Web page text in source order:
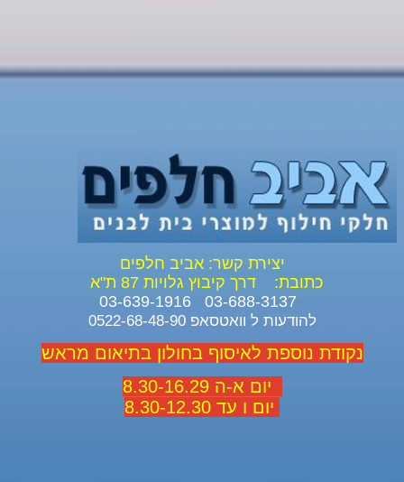
יצירת קשר: אביב חלפים
כתובת:
דרך קיבוץ גלויות 87 ת"א
להודעות ל וואטסאפ 0522-68-48-90
נקודת נוספת לאיסוף בחולון בתיאום מראש
יום א-ה 8.30-16.29
יום ו עד 8.30-12.30